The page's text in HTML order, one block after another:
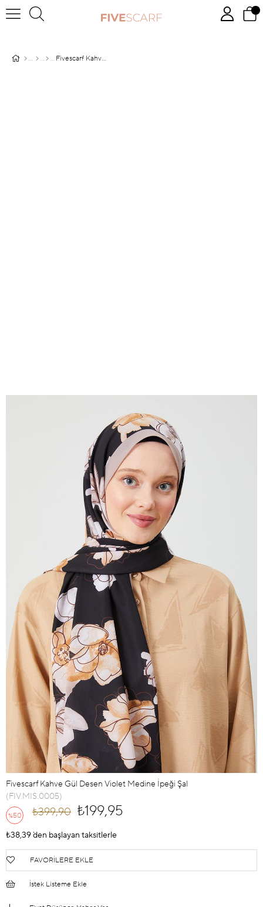
Fivescarf Kahve Gül Desen Violet Medine İpeği Şal
Fivescarf Kahve Gül Desen Violet Medine İpeği Şal
(FIV.MIS.0005)
%50
İndirim
₺399,90 ₺199,95
₺38,39`den başlayan taksitlerle
FAVORILERE EKLE
İstek Listeme Ekle